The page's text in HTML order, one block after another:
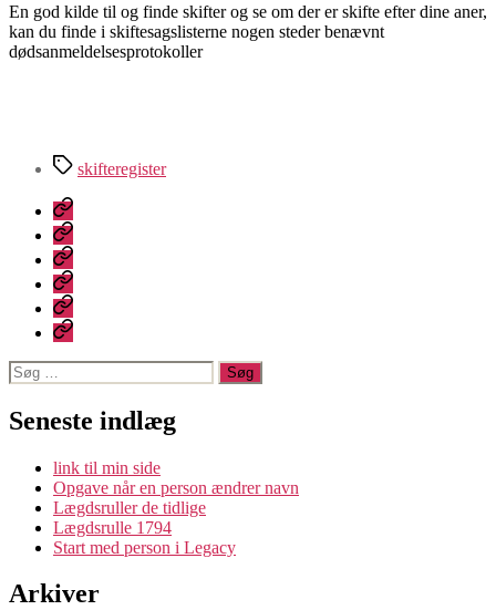
En god kilde til og finde skifter og se om der er skifte efter dine aner,
kan du finde i skiftesagslisterne nogen steder benævnt
dødsanmeldelsesprotokoller
Tagsskifteregister
Velkommen
til
Slægtsforskning
Lægdsruller
Programmer
til
slægtsforskning
Login
Kontakt
mig
Legacy
Søg
efter:
Seneste indlæg
link til min side
Opgave når en person ændrer navn
Lægdsruller de tidlige
Lægdsrulle 1794
Start med person i Legacy
Arkiver